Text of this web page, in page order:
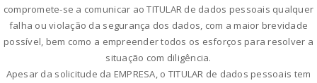
compromete-se a comunicar ao TITULAR de dados pessoais qualquer
falha ou violação da segurança dos dados, com a maior brevidade
possível, bem como a empreender todos os esforços para resolver a
situação com diligência.
Apesar da solicitude da EMPRESA, o TITULAR de dados pessoais tem